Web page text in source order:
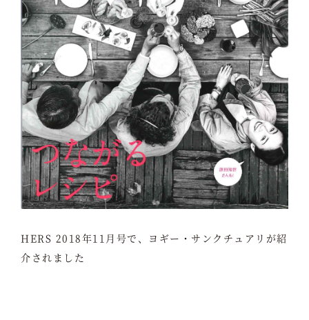
HERS 2018年11月号で、ヨギー・サンクチュアリが紹
介されました